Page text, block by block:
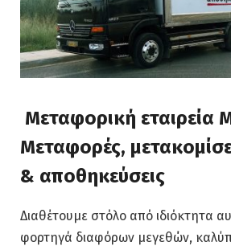
Μεταφορική εταιρεία
Μεταφορές,
& αποθηκεύσεις
Διαθέτουμε στόλο από ιδιόκτητα
φορτηγά διαφόρων μεγεθών,